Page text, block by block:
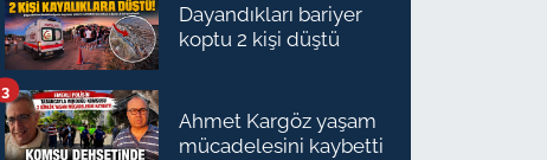
Dayandıkları bariyer
koptu 2 kişi düştü
Ahmet Kargöz yaşam
mücadelesini kaybetti
3